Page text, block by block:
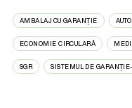
AMBALAJ CU GARANȚIE
ECONOMIE CIRCULARĂ
SGR SISTEMUL DE